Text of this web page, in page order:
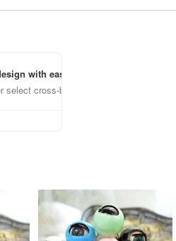
with ease
cross-border items